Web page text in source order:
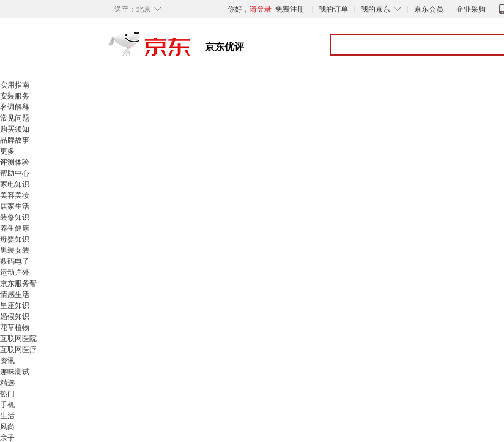
◇
送至： 北京 你好， 请登录 免费注册 我的订单 ◇
我的京东 京东会员 企业采购
实用指南
安装服务
名词解释
常见问题
购买须知
品牌故事
更多
评测体验
帮助中心
家电知识
美容美妆
居家生活
装修知识
养生健康
母婴知识
男装女装
数码电子
运动户外
京东服务帮
情感生活
星座知识
婚假知识
花草植物
互联网医院
互联网医疗
资讯
趣味测试
精选
热门
手机
生活
风尚
亲子